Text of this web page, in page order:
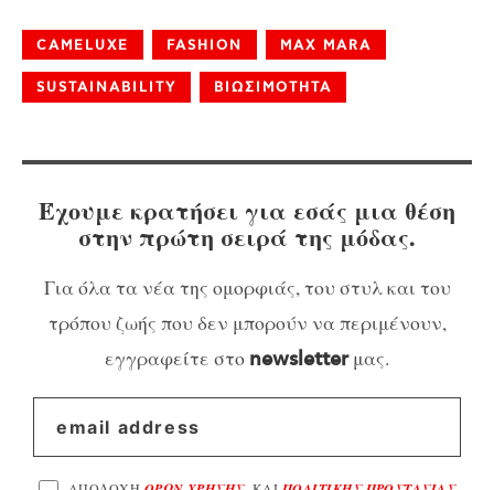
CAMELUXE FASHION MAX MARA
SUSTAINABILITY ΒΙΩΣΙΜΟΤΗΤΑ
Έχουμε κρατήσει για εσάς μια θέση
στην πρώτη σειρά της μόδας.
Για όλα τα νέα της ομορφιάς, του στυλ και του
τρόπου ζωής που δεν μπορούν να περιμένουν,
εγγραφείτε στο newsletterμας.